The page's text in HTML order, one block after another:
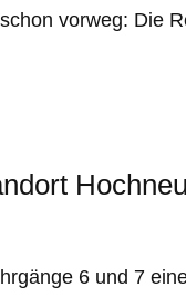
vorweg: Die
6 und 7